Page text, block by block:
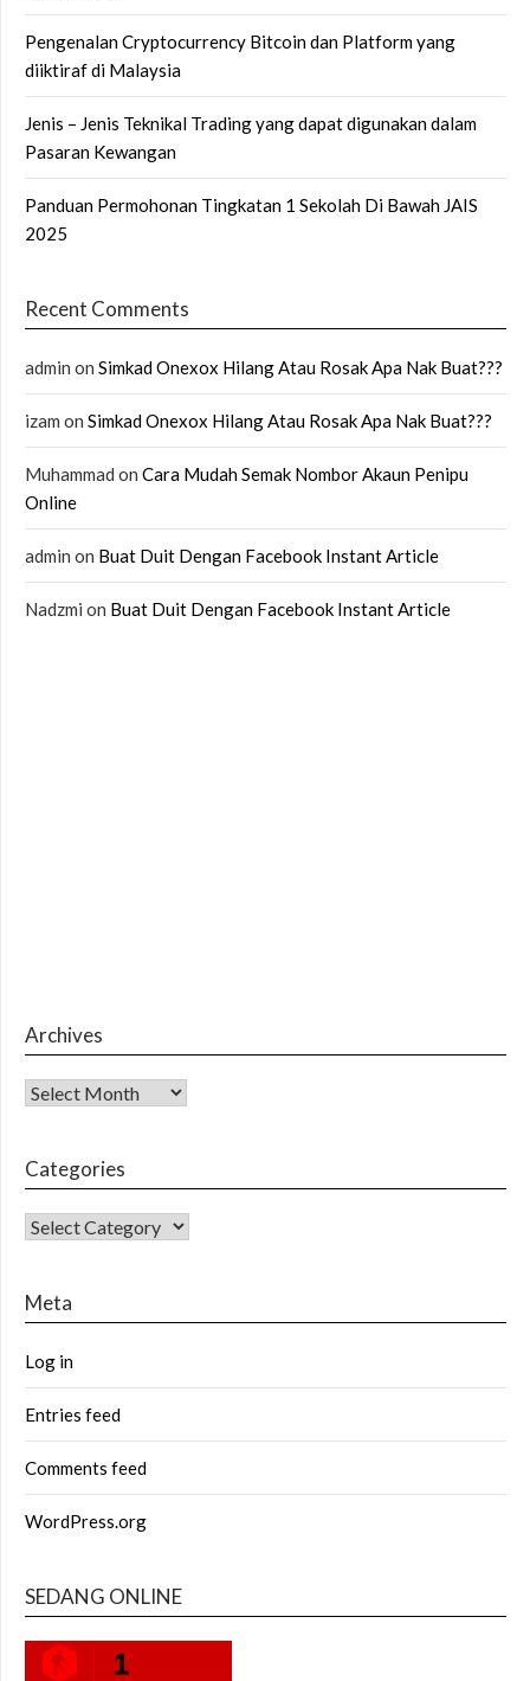
Pengenalan Cryptocurrency Bitcoin dan Platform yang
diiktiraf di Malaysia
Jenis – Jenis Teknikal Trading yang dapat digunakan dalam
Pasaran Kewangan
Panduan Permohonan Tingkatan 1 Sekolah Di Bawah JAIS
2025
Recent Comments
admin on Simkad Onexox Hilang Atau Rosak Apa Nak Buat???
izam on Simkad Onexox Hilang Atau Rosak Apa Nak Buat???
Muhammad on Cara Mudah Semak Nombor Akaun Penipu
Online
admin on Buat Duit Dengan Facebook Instant Article
Nadzmi on Buat Duit Dengan Facebook Instant Article
Archives
Archives
Categories
CATEGORIES
Meta
Log in
Entries feed
Comments feed
WordPress.org
SEDANG ONLINE
1